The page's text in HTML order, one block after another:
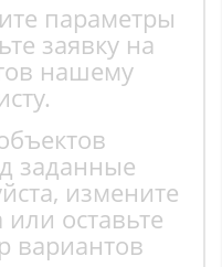
параметры
заявку на
нашему
заданные
измените
оставьте
вариантов